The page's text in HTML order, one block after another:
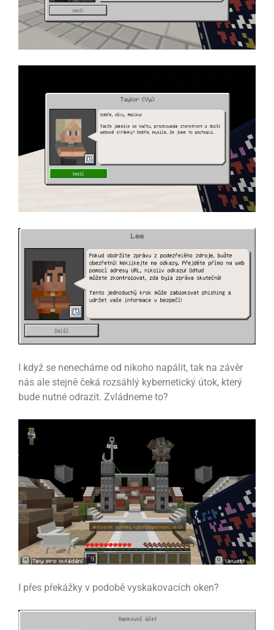
I když se nenecháme od nikoho napálit, tak na závěr
nás ale stejně čeká rozsáhlý kybernetický útok, který
bude nutné odrazit. Zvládneme to?
I přes překážky v podobě vyskakovacích oken?